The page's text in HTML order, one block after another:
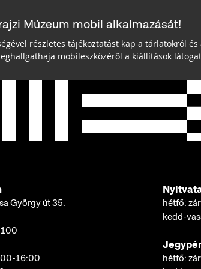
Múzeum mobil alkalmazását!
részletes tájékoztatást kap a tárlatokról
mobileszközéről a kiállítások
György út 35.
16:00
hétfő:
kedd-
hétfő: